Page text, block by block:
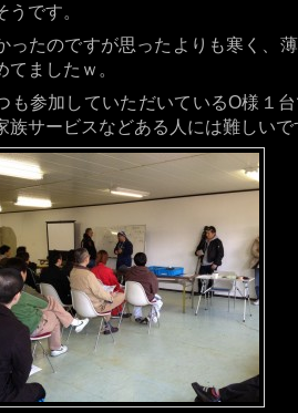
うです。
ったのですが思ったよりも寒く、
てましたｗ。
も参加していただいているО様１
族サービスなどある人には難しい